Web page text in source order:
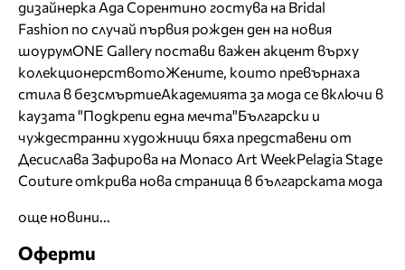
дизайнерка Ада Сорентино гостува на Bridal
Fashion по случай първия рожден ден на новия
шоурумONE Gallery постави важен акцент върху
колекционерствотоЖените, които превърнаха
стила в безсмъртиеАкадемията за мода се включи в
каузата "Подкрепи една мечта"Български и
чуждестранни художници бяха представени от
Десислава Зафирова на Monaco Art WeekPelagia Stage
Couture открива нова страница в българската мода
още новини...
Оферти